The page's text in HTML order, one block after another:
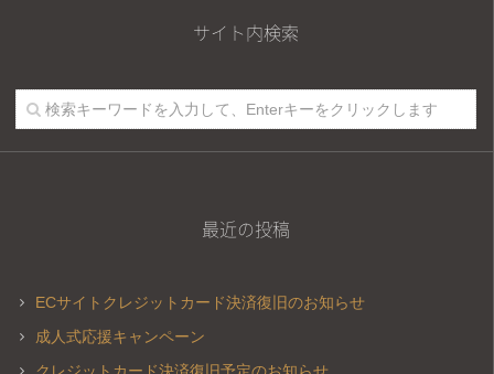
サイト内検索
最近の投稿
ECサイトクレジットカード決済復旧のお知らせ
成人式応援キャンペーン